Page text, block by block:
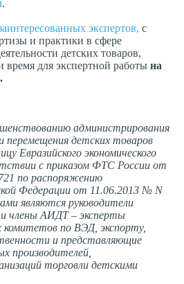
.
экспертов, с
и практики в сфере
детских товаров,
для экспертной работы на
администрирования
детских товаров
Евразийского экономического
с приказом ФТС России от
по распоряжению
Федерации от 11.06.2013 № N
являются руководители
члены АИДТ – эксперты
по ВЭД, экспорту,
и представляющие
производителей,
торговли детскими